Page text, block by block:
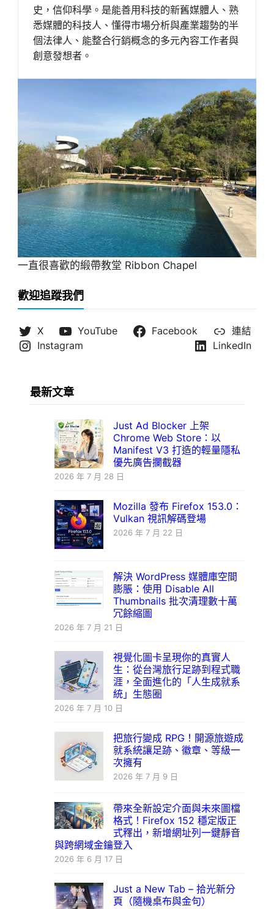
史，信仰科學。是能善用科技的新舊媒體人、熟
悉媒體的科技人、懂得市場分析與產業趨勢的半
個法律人、能整合行銷概念的多元內容工作者與
創意發想者。
一直很喜歡的緞帶教堂 Ribbon Chapel
歡迎追蹤我們
X YouTube Facebook
連結
Instagram
LinkedIn
最新文章
Just Ad Blocker 上架
Chrome Web Store：以
Manifest V3 打造的輕量隱私
優先廣告攔截器
2026 年 7 月 28 日
Mozilla 發布 Firefox 153.0：
Vulkan 視訊解碼登場
2026 年 7 月 22 日
解決 WordPress 媒體庫空間
膨脹：使用 Disable All
Thumbnails 批次清理數十萬
冗餘縮圖
2026 年 7 月 21 日
視覺化圖卡呈現你的真實人
生：從台灣旅行足跡到程式職
涯，全面進化的「人生成就系
統」生態圈
2026 年 7 月 10 日
把旅行變成 RPG！開源旅遊成
就系統讓足跡、徽章、等級一
次擁有
2026 年 7 月 9 日
帶來全新設定介面與未來圖檔
格式！Firefox 152 穩定版正
式釋出，新增網址列一鍵靜音
與跨網域金鑰登入
2026 年 6 月 17 日
Just a New Tab – 拾光新分
頁（隨機桌布與金句）